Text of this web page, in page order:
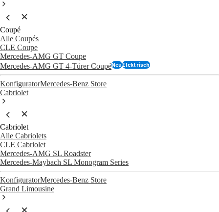
Coupé
Alle Coupés
CLE Coupe
Mercedes-AMG GT Coupe
Mercedes-AMG GT 4-Türer CoupéNeuElektrisch
KonfiguratorMercedes-Benz Store
Cabriolet
Cabriolet
Alle Cabriolets
CLE Cabriolet
Mercedes-AMG SL Roadster
Mercedes-Maybach SL Monogram Series
KonfiguratorMercedes-Benz Store
Grand Limousine